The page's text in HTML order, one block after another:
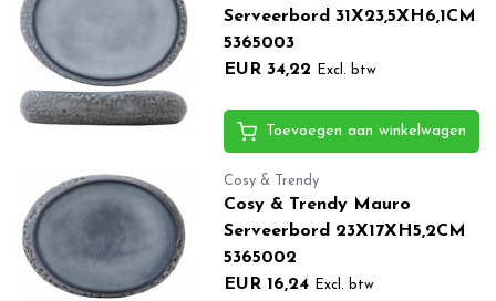
Serveerbord 31X23,5XH6,1CM
5365003
EUR 34,22
Excl. btw
Toevoegen aan winkelwagen
Cosy & Trendy
Cosy & Trendy Mauro
Serveerbord 23X17XH5,2CM
5365002
EUR 16,24
Excl. btw